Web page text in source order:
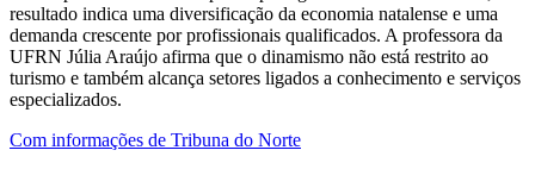
resultado indica uma diversificação da economia natalense e uma
demanda crescente por profissionais qualificados. A professora da
UFRN Júlia Araújo afirma que o dinamismo não está restrito ao
turismo e também alcança setores ligados a conhecimento e serviços
especializados.
Com informações de Tribuna do Norte